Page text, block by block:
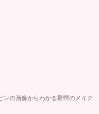
ンの画像からわかる驚愕のメイク